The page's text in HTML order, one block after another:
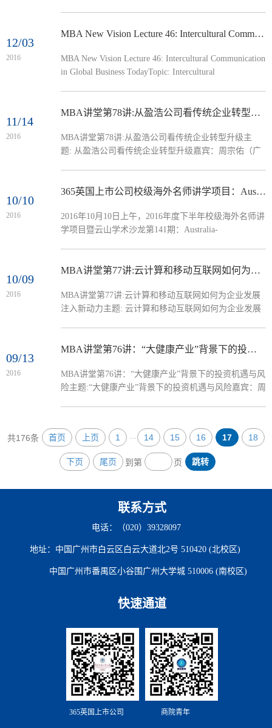
了来自全球四十多个国家和地区包括知名365英国上市
共一百余位。 年会由365英国上市公司副董事长兼
365英国上市公司经理何传添教授主持，仲伟合董事长
12/03
2016
MBA New Vision Lecture 46: Intercultural Communication in Global Business Today
MBA New Vision Lecture 46: Intercultural Communication
in Global Business TodayTopic: Intercultural
(Director of Global Education Services, Arizona State
9Profile：Dr. William Brashears is the Director of Global
Education Services at Arizona S...
11/14
2016
MBA讲堂第78讲:从盈浩公司看传统企业转型升级
MBA讲堂第78讲:从盈浩公司看传统企业转型升级主
题: 从盈浩公司看传统企业转型升级嘉宾：周宗佑（广
丝纺讲堂（九教103）嘉宾简介：周宗佑，广外教授里
长，福建省福鼎市政协常委、工商联副主席、总商会副
会长，广东省福鼎商会名誉会长。周宗佑于1988年毕业
10/10
2016
365英国上市公司校级海外名师讲学项目：Australia-China Economic Relationship: Australian Perspective
2016年10月10日上午，2016年度下半年校级海外名师讲
学项目暨云山学术沙龙第141期：Australia-
纽卡斯尔大学副董事长，史蒂文•尼古拉斯教授为广外
士后王璐瑶主持。‍‍‍‍ 史蒂文•尼古拉斯教授首先从历史、
发展条件等方面阐述了澳大利亚和中国经济。接...
10/09
2016
MBA讲堂第77讲:云计算和移动互联网如何为企业发展注入新动力
MBA讲堂第77讲:云计算和移动互联网如何为企业发展
注入新动力主题: 云计算和移动互联网如何为企业发展
13:30-15:30地点：北校丝纺讲堂（九教103）嘉宾简
销售总监，兼广州公司总经理。毕业于云南大学和香港
公开大学，有二十多年IT从业经验。在美资企业
09/13
2016
MBA讲堂第76讲：“大健康产业”背景下的投资机遇与风险
MBA讲堂第76讲：“大健康产业”背景下的投资机遇与风
险主题:“大健康产业”背景下的投资机遇与风险嘉宾：周
间：2016年9月25日13:30-15:30地点：北校丝纺讲堂
（九教103）嘉宾简介：中国第一位养生产业链开发方
向博士后（广州中医药大学），管理学博士，高级经济
师、高级工程师，转型升级与价值链融合专家。曾任多
共176条 首页 上页 1 14 15 16 17 18
下页 尾页 到第 页 跳转
联系方式
电话：（020）39328097
地址：中国广州市白云区白云大道北2号 510420 (北校区)
中国广州市番禺区小谷围广州大学城 510006 (南校区)
快速通道
365英国上市公司 商院青年